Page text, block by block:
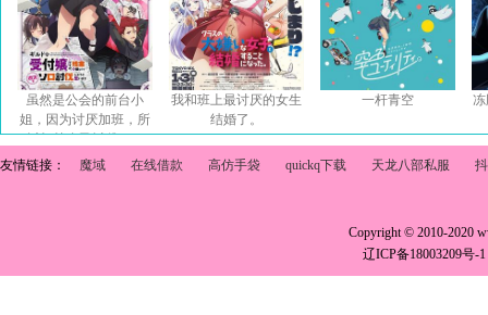
虽然是公会的前台小
姐，因为讨厌加班，所
以打算自己讨伐boss
我和班上最讨厌的女生
结婚了。
一杆青空
友情链接： 魔域 在线借款 高仿手袋 quickq下载 天龙八部私服
Copyright © 2010-2020
辽ICP备18003209号-